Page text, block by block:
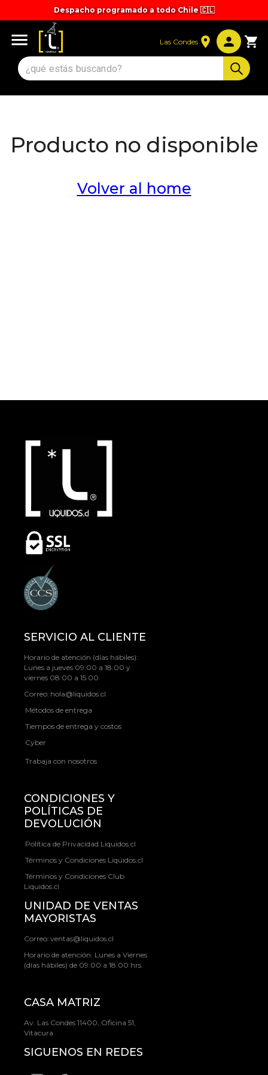
Despacho programado a todo Chile 🇨🇱
Tiempos y valores de despacho 🚚
Las Condes
Producto no disponible
Volver al home
SERVICIO AL CLIENTE
Horario de atención (días hábiles):
Lunes a jueves 09:00 a 18:00 y
viernes 08:00 a 15:00
Correo: hola@liquidos.cl
Métodos de entrega
Tiempos de entrega y costos
Cyber
Trabaja con nosotros
CONDICIONES Y
POLÍTICAS DE
DEVOLUCIÓN
Política de Privacidad Liquidos.cl
Términos y Condiciones Liquidos.cl
Términos y Condiciones Club
Liquidos.cl
UNIDAD DE VENTAS
MAYORISTAS
Correo: ventas@liquidos.cl
Horario de atención: Lunes a Viernes
(días hábiles) de 09:00 a 18:00 hrs.
CASA MATRIZ
Av. Las Condes 11400, Oficina 51,
Vitacura
SIGUENOS EN REDES